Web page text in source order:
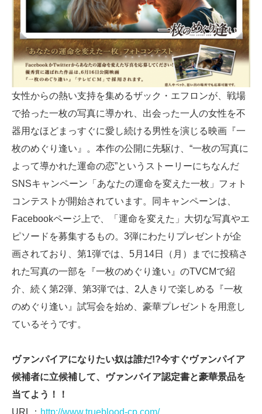
女性からの熱い支持を集めるザック・エフロンが、戦場
で拾った一枚の写真に導かれ、出会った一人の女性を不
器用なほどまっすぐに愛し続ける男性を演じる映画『一
枚のめぐり逢い』。本作の公開に先駆け、“一枚の写真に
よって導かれた運命の恋”というストーリーにちなんだ
SNSキャンペーン「あなたの運命を変えた一枚」フォト
コンテストが開始されています。同キャンペーンは、
Facebookページ上で、「運命を変えた」大切な写真やエ
ピソードを募集するもの。3弾にわたりプレゼントが企
画されており、第1弾では、5月14日（月）までに投稿さ
れた写真の一部を『一枚のめぐり逢い』のTVCMで紹
介、続く第2弾、第3弾では、2人きりで楽しめる『一枚
のめぐり逢い』試写会を始め、豪華プレゼントを用意し
ているそうです。
ヴァンパイアになりたい奴は誰だ!?今すぐヴァンパイア
候補者に立候補して、ヴァンパイア認定書と豪華景品を
当てよう！！
URL： http://www.trueblood-cp.com/